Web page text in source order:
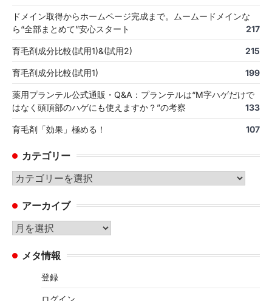
ドメイン取得からホームページ完成まで。ムームードメインな
ら“全部まとめて”安心スタート
217
育毛剤成分比較(試用1)&(試用2) 215
育毛剤成分比較(試用1) 199
薬用プランテル公式通販・Q&A：プランテルは“M字ハゲだけで
はなく頭頂部のハゲにも使えますか？”の考察
133
育毛剤「効果」極める！ 107
カテゴリー
カ
ゴ
リ
ー
アーカイブ
ア
カ メタ情報
登録
ログイン